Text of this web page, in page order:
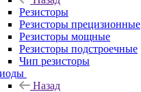
Резисторы
Резисторы прецизионные
Резисторы мощные
Резисторы подстроечные
Чип резисторы
Назад